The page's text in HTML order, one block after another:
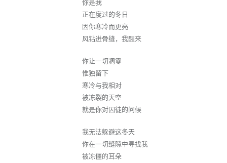
你是我
正在度过的冬日
因你寒冷而更亮
风钻进骨缝，我醒来
你让一切凋零
惟独留下
寒冷与我相对
被冻裂的天空
就是你对囚徒的问候
我无法躲避这冬天
你在一切缝隙中寻找我
被冻僵的耳朵